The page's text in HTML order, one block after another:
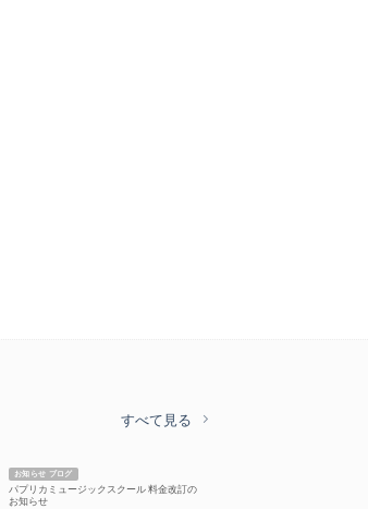
すべて見る
お知らせ ブログ
パプリカミュージックスクール 料金改訂の
お知らせ